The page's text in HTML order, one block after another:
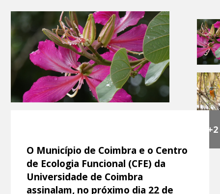
+2
O Município de Coimbra e o Centro
de Ecologia Funcional (CFE) da
Universidade de Coimbra
assinalam, no próximo dia 22 de